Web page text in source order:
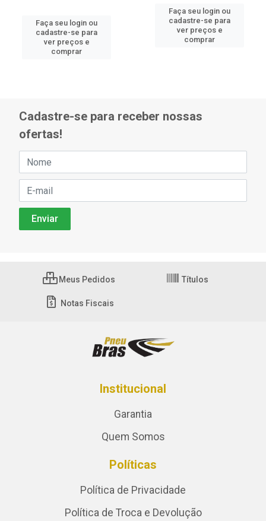
Faça seu login ou
cadastre-se para
ver preços e
comprar
Faça seu login ou
cadastre-se para
ver preços e
comprar
Cadastre-se para receber nossas
ofertas!
Meus Pedidos Títulos
Notas Fiscais
Institucional
Garantia
Quem Somos
Políticas
Política de Privacidade
Política de Troca e Devolução